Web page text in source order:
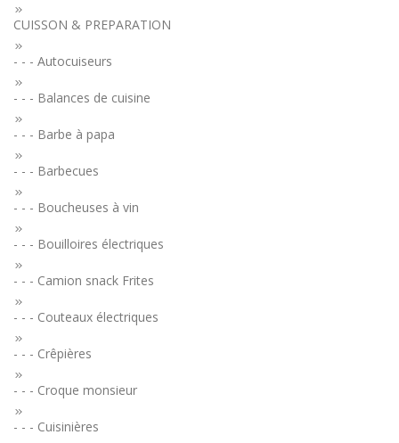
CUISSON & PREPARATION
- - - Autocuiseurs
- - - Balances de cuisine
- - - Barbe à papa
- - - Barbecues
- - - Boucheuses à vin
- - - Bouilloires électriques
- - - Camion snack Frites
- - - Couteaux électriques
- - - Crêpières
- - - Croque monsieur
- - - Cuisinières